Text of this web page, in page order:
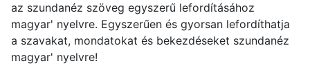
az szundanéz szöveg egyszerű lefordításához
magyar' nyelvre. Egyszerűen és gyorsan lefordíthatja
a szavakat, mondatokat és bekezdéseket szundanéz
magyar' nyelvre!